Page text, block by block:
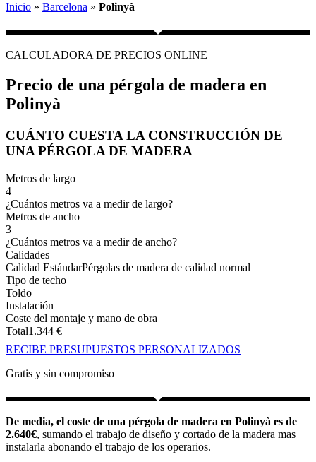
Inicio » Barcelona » Polinyà
CALCULADORA DE PRECIOS ONLINE
Precio de una pérgola de madera en
Polinyà
CUÁNTO CUESTA LA CONSTRUCCIÓN DE
UNA PÉRGOLA DE MADERA
Metros de largo
4
¿Cuántos metros va a medir de largo?
Metros de ancho
3
¿Cuántos metros va a medir de ancho?
Calidades
Calidad EstándarPérgolas de madera de calidad normal
Tipo de techo
Toldo
Instalación
Coste del montaje y mano de obra
Total1.344 €
RECIBE PRESUPUESTOS PERSONALIZADOS
Gratis y sin compromiso
De media, el coste de una pérgola de madera en Polinyà es de
2.640€, sumando el trabajo de diseño y cortado de la madera mas
instalarla abonando el trabajo de los operarios.